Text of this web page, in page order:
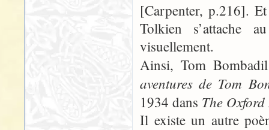
[Carpenter, p.216].
Tolkien s’attache
visuellement.
Ainsi, Tom
aventures de Tom
1934 dans The
Il existe un autre